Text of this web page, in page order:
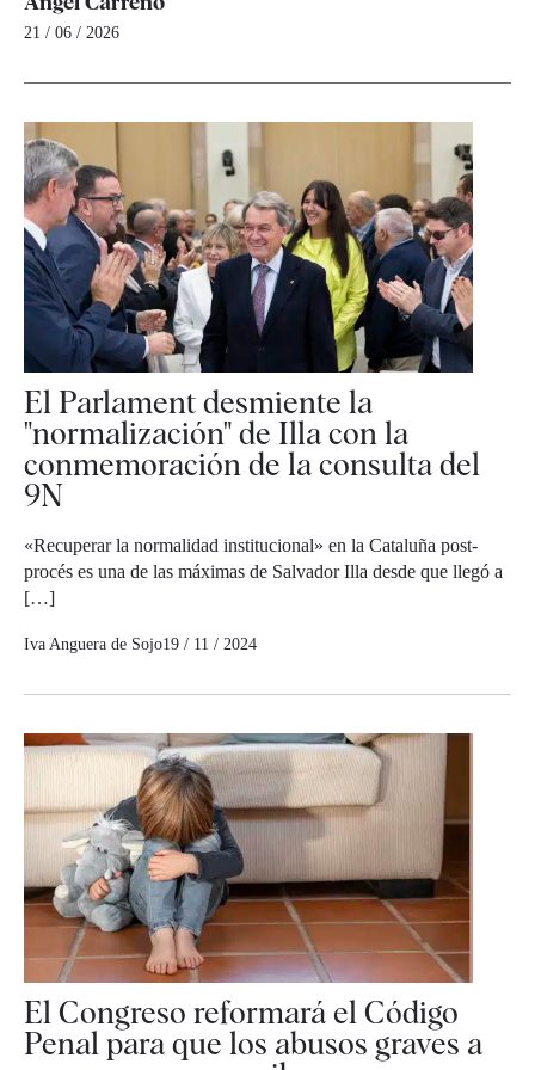
21 / 06 / 2026
El Parlament desmiente la
"normalización" de Illa con la
conmemoración de la consulta del
9N
«Recuperar la normalidad institucional» en la Cataluña post-
procés es una de las máximas de Salvador Illa desde que llegó a
[…]
Iva Anguera de Sojo19 / 11 / 2024
El Congreso reformará el Código
Penal para que los abusos graves a